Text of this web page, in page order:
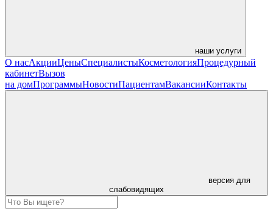
наши услуги
О насАкцииЦеныСпециалистыКосметологияПроцедурный
кабинетВызов
на домПрограммыНовостиПациентамВакансииКонтакты
версия для
слабовидящих